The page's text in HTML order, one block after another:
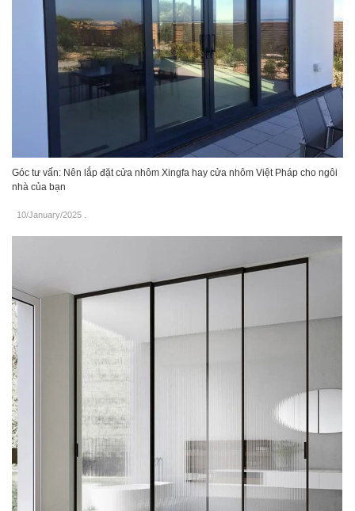
Góc tư vấn: Nên lắp đặt cửa nhôm Xingfa hay cửa nhôm Việt Pháp cho ngôi
nhà của bạn
10/January/2025